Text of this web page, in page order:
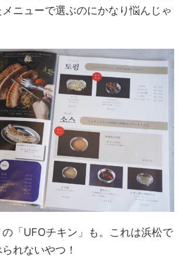
ニューで選ぶのにかなり悩んじゃ
の「UFOチキン」も。これは浜松で
れないやつ！